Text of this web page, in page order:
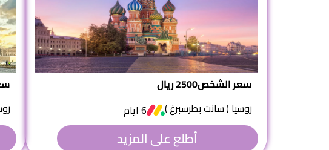
سعر الشخص2500 ريال
روسيا ( سانت بطرسبرغ )
6 ايام
أطلع على المزيد